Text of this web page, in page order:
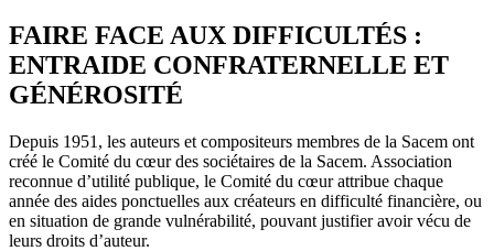
FAIRE FACE AUX DIFFICULTÉS :
ENTRAIDE CONFRATERNELLE ET
GÉNÉROSITÉ
Depuis 1951, les auteurs et compositeurs membres de la Sacem ont
créé le Comité du cœur des sociétaires de la Sacem. Association
reconnue d’utilité publique, le Comité du cœur attribue chaque
année des aides ponctuelles aux créateurs en difficulté financière, ou
en situation de grande vulnérabilité, pouvant justifier avoir vécu de
leurs droits d’auteur.